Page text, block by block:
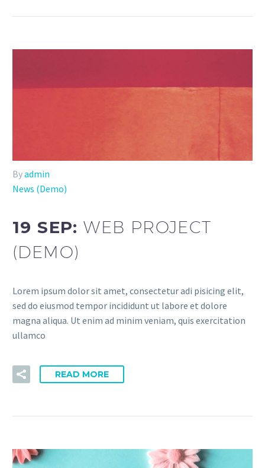
Byadmin
News (Demo)
19 SEP:WEB PROJECT
(DEMO)
Lorem ipsum dolor sit amet, consectetur adi pisicing elit,
sed do eiusmod tempor incididunt ut labore et dolore
magna aliqua. Ut enim ad minim veniam, quis exercitation
ullamco
READ MORE